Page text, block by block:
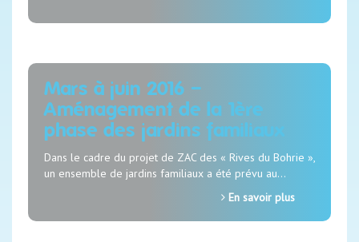
Mars à juin 2016 –
Aménagement de la 1ère
phase des jardins familiaux
Dans le cadre du projet de ZAC des « Rives du Bohrie »,
un ensemble de jardins familiaux a été prévu au…
En savoir plus